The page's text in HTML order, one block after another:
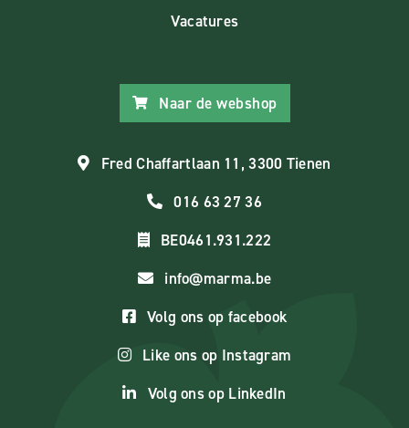
Vacatures
Naar de webshop
Fred Chaffartlaan 11, 3300 Tienen
016 63 27 36
BE0461.931.222
info@marma.be
Volg ons op facebook
Like ons op Instagram
Volg ons op LinkedIn